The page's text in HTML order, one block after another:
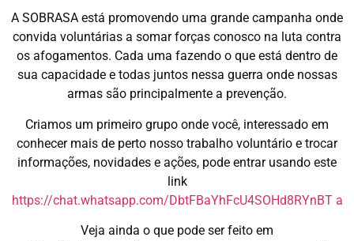
A SOBRASA está promovendo uma grande campanha onde
convida voluntárias a somar forças conosco na luta contra
os afogamentos. Cada uma fazendo o que está dentro de
sua capacidade e todas juntos nessa guerra onde nossas
armas são principalmente a prevenção.
Criamos um primeiro grupo onde você, interessado em
conhecer mais de perto nosso trabalho voluntário e trocar
informações, novidades e ações, pode entrar usando este
link
https://chat.whatsapp.com/DbtFBaYhFcU4SOHd8RYnBT a
Veja ainda o que pode ser feito em